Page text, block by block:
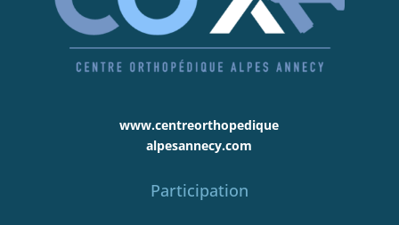
www.centreorthopedique
alpesannecy.com
Participation